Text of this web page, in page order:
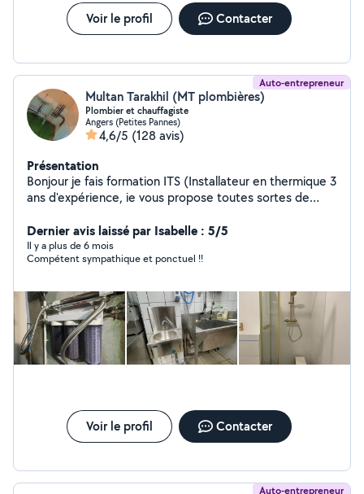
Voir le profil Contacter
Auto-entrepreneur
Multan Tarakhil (MT plombières)
Plombier et chauffagiste
Angers (Petites Pannes)
4,6/5 (128 avis)
Présentation
Bonjour je fais formation ITS (Installateur en thermique 3
ans d'expérience, ie vous propose toutes sortes de
rénovation, dépannage, urgence ou conseils).
PLOMBIÈRE : Création et rénovation salle de bain -
Installation / Dépannage / Remplacement: - Chauffe-
- WC à poser ou Suspendu - Chasse d'eau - Douche à
l'italienne -Baignoire - Fuite Salle de bain, salle d'eau,
sanitaire, ballon d'eau chaude, dépannages Montages
de meubles Poser de tringles Fair peinture Posé de
tapisserie Cordialement
Dernier avis laissé par Isabelle : 5/5
Il y a plus de 6 mois
Compétent sympathique et ponctuel !!
Voir le profil Contacter
Auto-entrepreneur